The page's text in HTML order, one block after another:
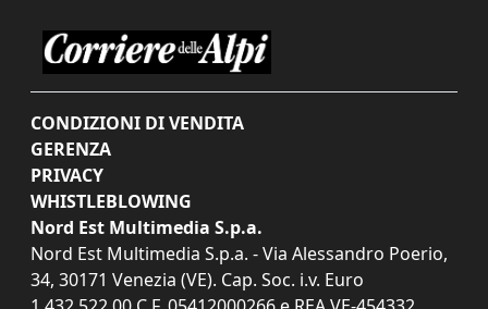
CONDIZIONI DI VENDITA
GERENZA
PRIVACY
WHISTLEBLOWING
Nord Est Multimedia S.p.a.
Nord Est Multimedia S.p.a. - Via Alessandro Poerio,
34, 30171 Venezia (VE). Cap. Soc. i.v. Euro